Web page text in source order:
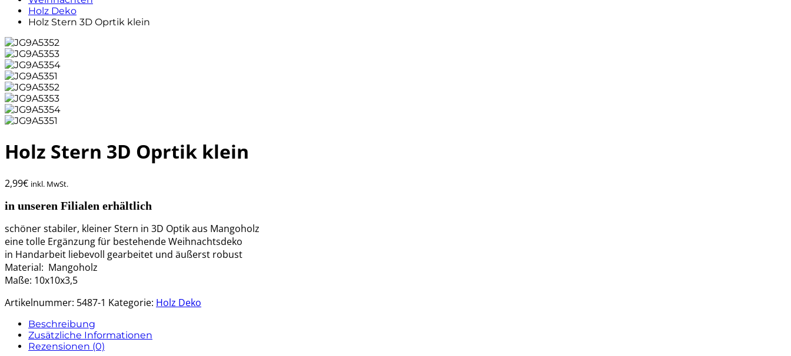
Holz Deko
Holz Stern 3D Oprtik klein
Holz Stern 3D Oprtik klein
2,99€ inkl. MwSt.
in unseren Filialen erhältlich
schöner stabiler, kleiner Stern in 3D Optik aus Mangoholz
eine tolle Ergänzung für bestehende Weihnachtsdeko
in Handarbeit liebevoll gearbeitet und äußerst robust
Material: Mangoholz
Maße: 10x10x3,5
Artikelnummer: 5487-1 Kategorie: Holz Deko
Beschreibung
Zusätzliche Informationen
Rezensionen (0)